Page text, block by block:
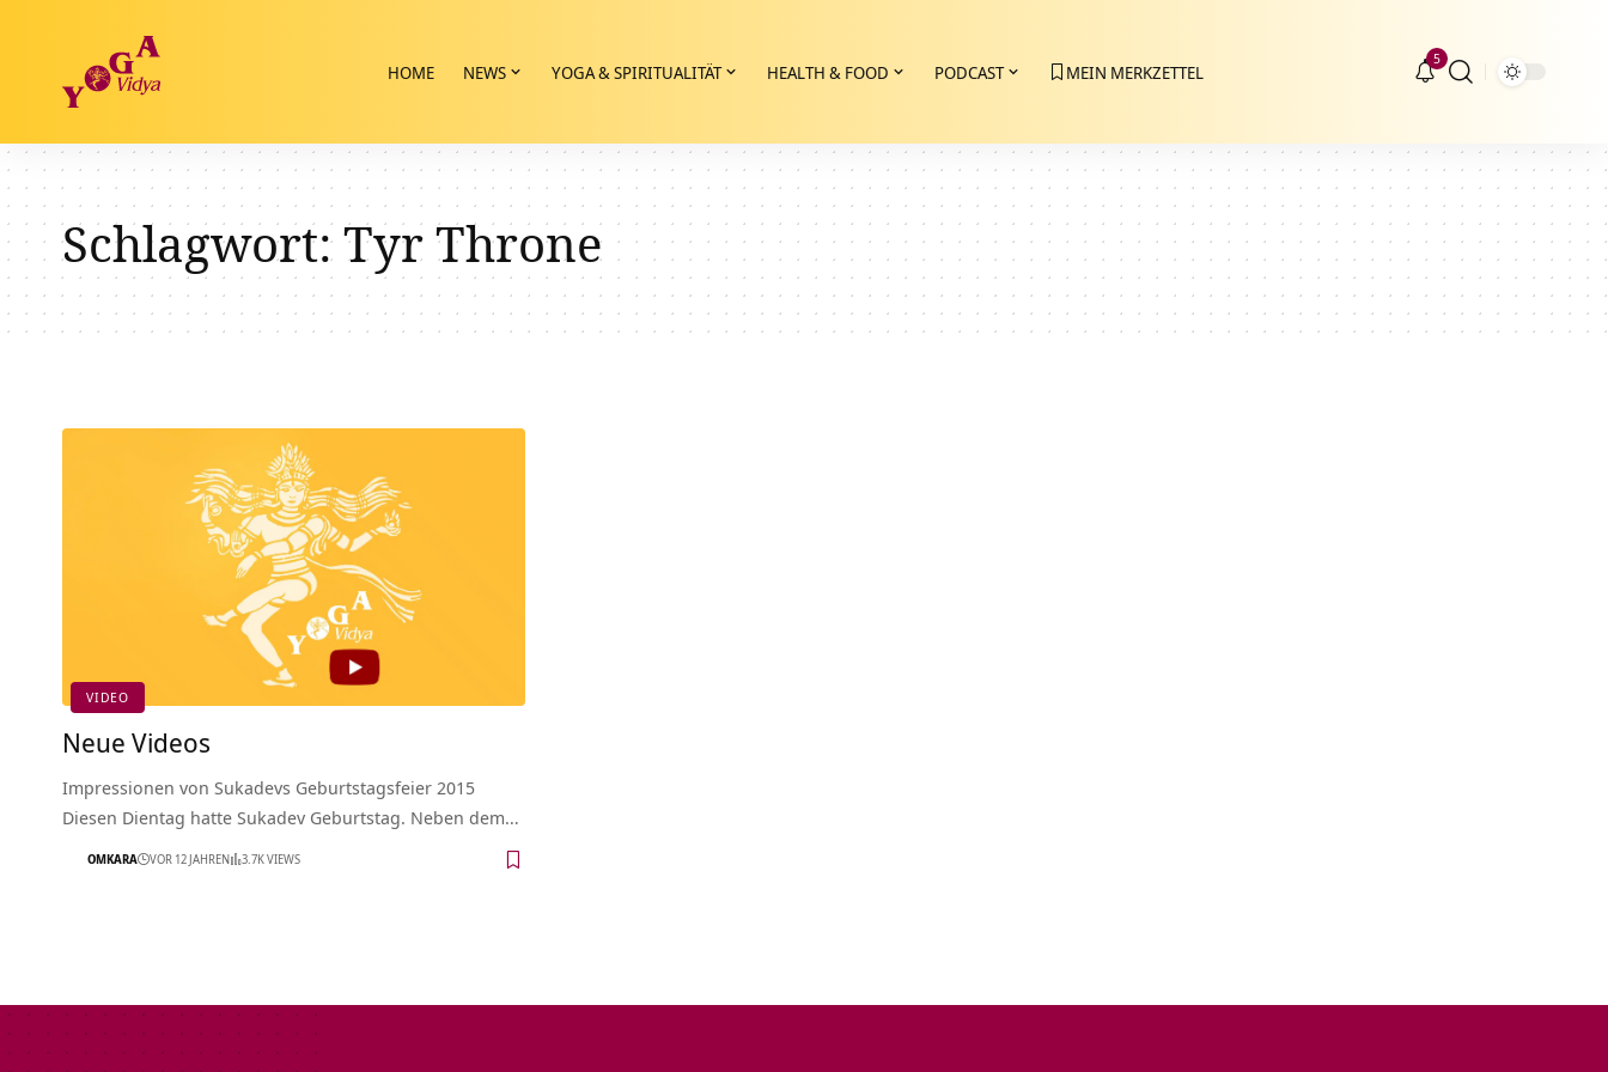
HOME NEWS YOGA & SPIRITUALITÄT HEALTH & FOOD PODCAST MEIN MERKZETTEL
5
Schlagwort:Tyr Throne
VIDEO
Neue Videos
Impressionen von Sukadevs Geburtstagsfeier 2015
Diesen Dientag hatte Sukadev Geburtstag. Neben dem…
OMKARA VOR 12 JAHREN 3.7K VIEWS